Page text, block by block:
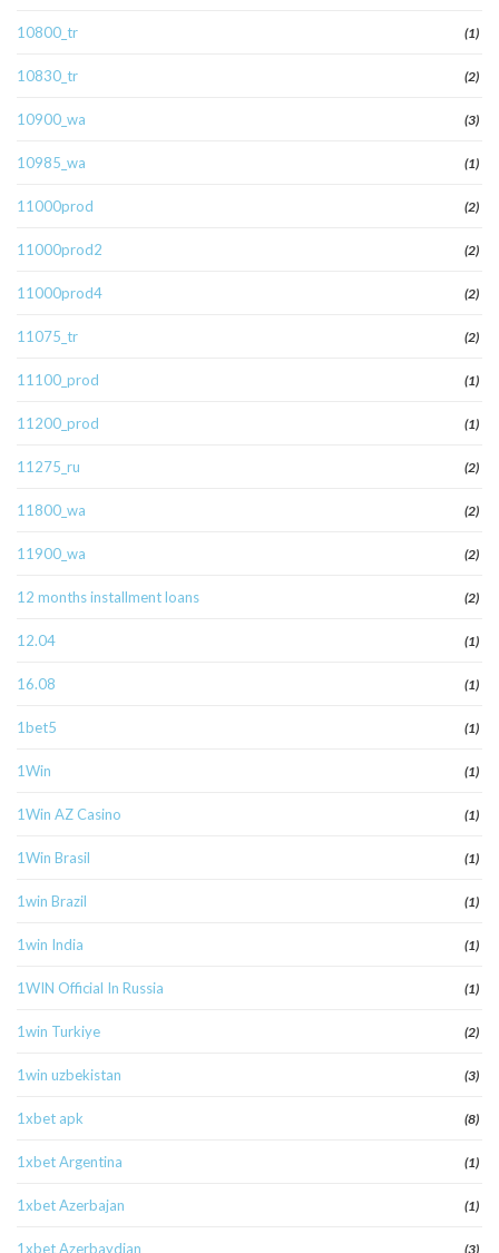
10800_tr (1)
10830_tr (2)
10900_wa (3)
10985_wa (1)
11000prod (2)
11000prod2 (2)
11000prod4 (2)
11075_tr (2)
11100_prod (1)
11200_prod (1)
11275_ru (2)
11800_wa (2)
11900_wa (2)
12 months installment loans (2)
12.04 (1)
16.08 (1)
1bet5 (1)
1Win (1)
1Win AZ Casino (1)
1Win Brasil (1)
1win Brazil (1)
1win India (1)
1WIN Official In Russia (1)
1win Turkiye (2)
1win uzbekistan (3)
1xbet apk (8)
1xbet Argentina (1)
1xbet Azerbajan (1)
1xbet Azerbaydjan (3)